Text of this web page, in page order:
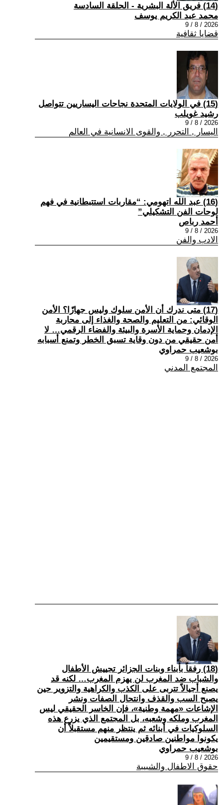
(14) فريق الألة البشرية - الحلقة السادسة
محمد عبد الكريم يوسف
2026 / 8 / 9
قضايا ثقافية
(15) في الولايات المتحدة نجاحات اليساريين تتواصل
رشيد غويلب
2026 / 8 / 9
اليسار , التحرر , والقوى الانسانية في العالم
(16) عبد الله اتهومي: “مقاربات استتبطانية في فهم
لوحات الفن التشكيلي”
أحمد رباص
2026 / 8 / 9
الادب والفن
(17) متى ندرك أن الأمن سلوك وليس جهازًا؟ الأمن
الوقائي: من التعليم والصحة والغذاء إلى محاربة
الإدمان وحماية الأسرة والبيئة والفضاء الرقمي… لا
أمن حقيقي من دون وقاية تسبق الخطر وتمنع أسبابه
بوشعيب حمراوي
2026 / 8 / 9
المجتمع المدني
(18) رفقاً بأبناء وبنات الجزائر تجييش الأطفال
والشباب ضد المغرب لن يهزم المغرب… لكنه قد
يصنع أجيالاً تتربى على الكذب والكراهية والتزوير حين
يصبح السب والقذف وانتحال الصفات ونشر
الإشاعات «مهمة وطنية»، فإن الخاسر الحقيقي ليس
المغرب وملكه وشعبه، بل المجتمع الذي يزرع هذه
السلوكيات في أبنائه ثم ينتظر منهم مستقبلاً أن
يكونوا مواطنين صادقين ومستقيمين
بوشعيب حمراوي
2026 / 8 / 9
حقوق الاطفال والشبيبة